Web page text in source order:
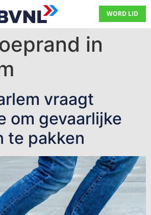
WORD LID
in
vraagt
om gevaarlijke
te pakken